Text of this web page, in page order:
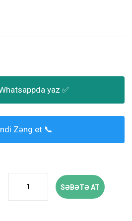
yaz ✅
Zəng et 📞
SƏBƏTƏ AT